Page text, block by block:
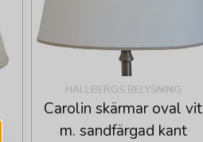
HALLBERGS BELYSNING
Carolin skärmar oval vit
m. sandfärgad kant